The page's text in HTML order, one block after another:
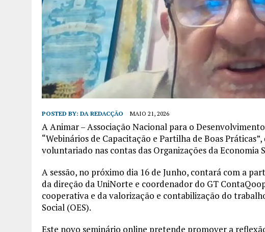
POSTED BY: DA REDACÇÃO MAIO 21, 2026
A Animar – Associação Nacional para o
“Webinários de Capacitação e Partilha de Boas
voluntariado nas contas das Organizações da Economia
A sessão, no próximo dia 16 de Junho, contará com a
da direção da UniNorte e coordenador do GT
cooperativa e da valorização e contabilização do
Social (OES).
Este novo seminário online pretende promover a